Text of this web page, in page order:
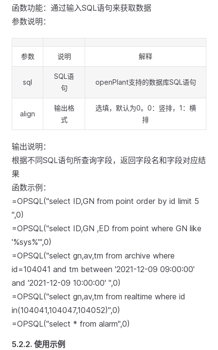
函数功能：通过输入SQL语句来获取数据
参数说明：
参数 说明 解释
sql
SQL语
句
openPlant支持的数据库SQL语句
align
输出格
式
选填，默认为0。0：竖排，1：横
排
输出说明：
根据不同SQL语句所查询字段，返回字段名和字段对应结
果
函数示例：
=OPSQL("select ID,GN from point order by id limit 5
",0)
=OPSQL("select ID,GN ,ED from point where GN like
'%sys%'",0)
=OPSQL("select gn,av,tm from archive where
id=104041 and tm between '2021-12-09 09:00:00'
and '2021-12-09 10:00:00' ",0)
=OPSQL("select gn,av,tm from realtime where id
in(104041,104047,104052)",0)
=OPSQL("select * from alarm",0)
5.2.2. 使用示例